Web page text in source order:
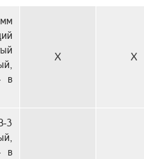
в
X X
3
в